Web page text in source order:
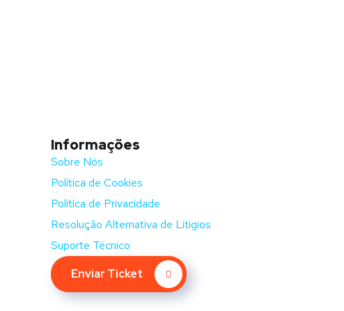
Informações
Sobre Nós
Política de Cookies
Política de Privacidade
Resolução Alternativa de Litígios
Suporte Técnico
Enviar Ticket